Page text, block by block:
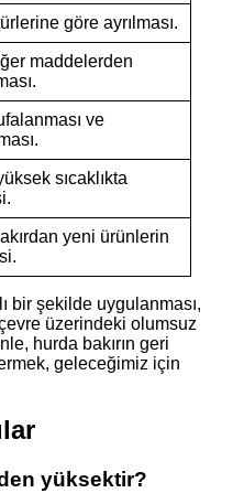
göre ayrılması.
maddelerden
ve
sıcaklıkta
yeni ürünlerin
bir şekilde uygulanması,
üzerindeki olumsuz
hurda bakırın geri
geleceğimiz için
yüksektir?